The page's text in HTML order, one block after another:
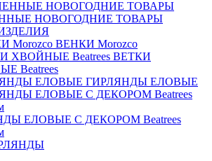
НОВОГОДНИЕ ТОВАРЫ
ВЕНКИ Morozco
ВЕТКИ
Beatrees
ГИРЛЯНДЫ ЕЛОВЫЕ
ЕЛОВЫЕ С ДЕКОРОМ Beatrees